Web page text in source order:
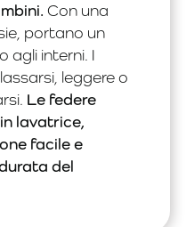
Con una
portano un
agli interni. I
leggere o
Le federe
lavatrice,
facile e
del